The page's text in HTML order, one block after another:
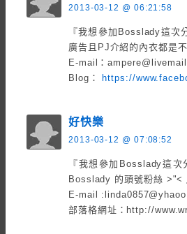
2013-03-12 @ 06:21:58
『我想參加Bosslady這
廣告且PJ介紹的內衣都是
E-mail：
Blog：
https://
好快樂
2013-03-12 @ 07:08:52
『我想參加Bosslady這
Bosslady 的頭號粉絲 >"<
E-mail
部落格網址：http://